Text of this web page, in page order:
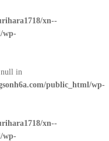
xn--
wp-
null in
public_html/wp-
xn--
wp-